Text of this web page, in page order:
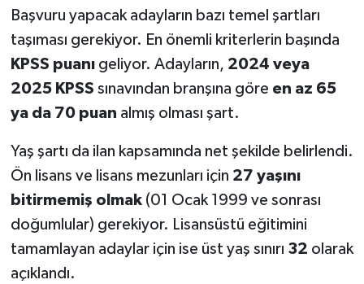
Başvuru yapacak adayların bazı temel şartları
taşıması gerekiyor. En önemli kriterlerin başında
KPSS puanıgeliyor. Adayların, 2024 veya
2025 KPSS sınavından branşına göre en az 65
ya da 70 puan almış olması şart.
Yaş şartı da ilan kapsamında net şekilde belirlendi.
Ön lisans ve lisans mezunları için 27 yaşını
bitirmemiş olmak(01 Ocak 1999 ve sonrası
doğumlular) gerekiyor. Lisansüstü eğitimini
tamamlayan adaylar için ise üst yaş sınırı 32 olarak
açıklandı.